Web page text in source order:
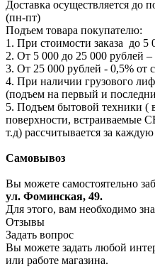
Доставка осуществляется до
(пн-пт)
Подъем товара покупателю:
1. При стоимости заказа до 5
2. От 5 000 до 25 000 рублей –
3. От 25 000 рублей - 0,5% от
4. При наличии грузового
(подъем на первый и
5. Подъем бытовой техники (
поверхности, встраиваемые
т.д) рассчитывается за
Самовывоз
Вы можете самостоятельно
ул. Фоминская, 49.
Для этого, вам необходимо
Отзывы
Задать вопрос
Вы можете задать любой
или работе магазина.